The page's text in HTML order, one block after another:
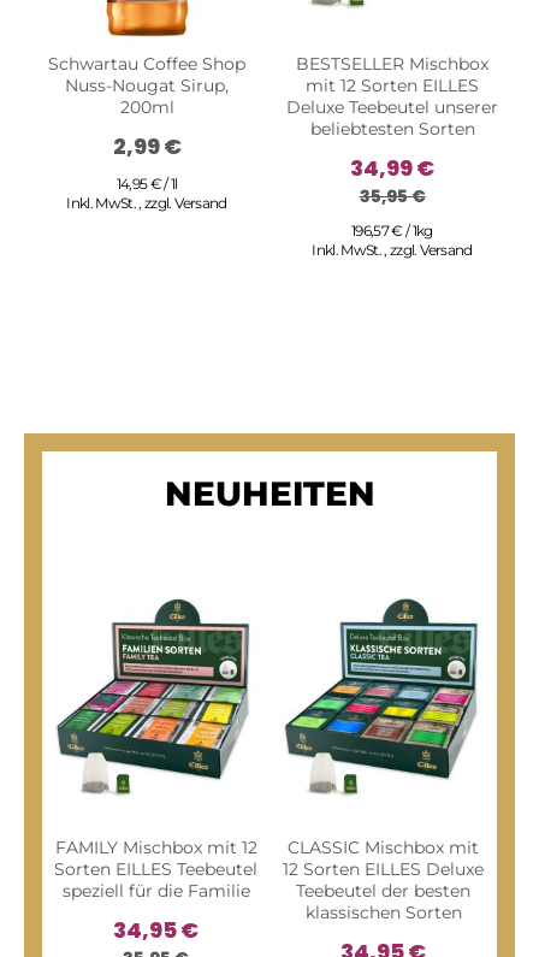
Schwartau Coffee Shop
Nuss-Nougat Sirup,
200ml
2,99 €
14,95 € / 1l
Inkl. MwSt. ,zzgl.Versand
BESTSELLER Mischbox
mit 12 Sorten EILLES
Deluxe Teebeutel unserer
beliebtesten Sorten
34,99 €
35,95 €
196,57 € / 1kg
Inkl. MwSt. ,zzgl.Versand
NEUHEITEN
FAMILY Mischbox mit 12
Sorten EILLES Teebeutel
speziell für die Familie
34,95 €
CLASSIC Mischbox mit
12 Sorten EILLES Deluxe
Teebeutel der besten
klassischen Sorten